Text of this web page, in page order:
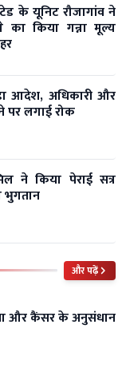
के यूनिट रौजागांव ने
का किया गन्ना मूल्य
आदेश, अधिकारी और
पर लगाई रोक
ने किया पेराई सत्र
भुगतान
और पढ़ें
और कैंसर के अनुसंधान